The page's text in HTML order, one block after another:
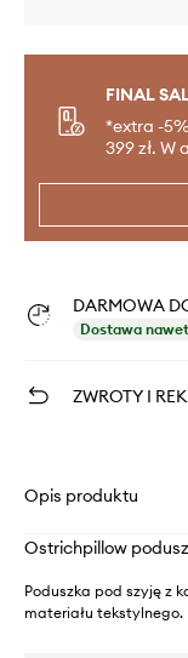
FINAL
*extra -
399 zł. W
DARMOWA
Dostawa
ZWROTY I
Opis produktu
Ostrichpillow
Poduszka pod szyję z
materiału tekstylnego.